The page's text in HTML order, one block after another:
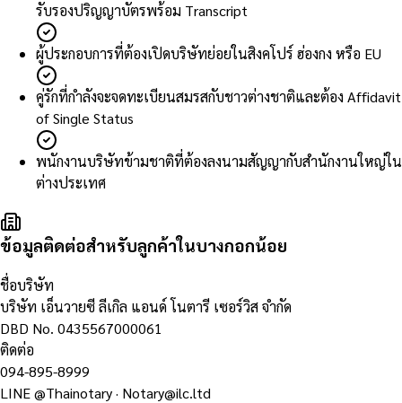
รับรองปริญญาบัตรพร้อม Transcript
ผู้ประกอบการที่ต้องเปิดบริษัทย่อยในสิงคโปร์ ฮ่องกง หรือ EU
คู่รักที่กำลังจะจดทะเบียนสมรสกับชาวต่างชาติและต้อง Affidavit
of Single Status
พนักงานบริษัทข้ามชาติที่ต้องลงนามสัญญากับสำนักงานใหญ่ใน
ต่างประเทศ
ข้อมูลติดต่อสำหรับลูกค้าในบางกอกน้อย
ชื่อบริษัท
บริษัท เอ็นวายซี ลีเกิล แอนด์ โนตารี เซอร์วิส จำกัด
DBD No. 0435567000061
ติดต่อ
094-895-8999
LINE@Thainotary· Notary@ilc.ltd